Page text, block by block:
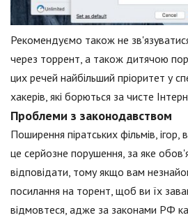
Рекомендуємо також не
через торрент, а також дитячою
цих речей найбільший пріоритет у
хакерів, які борються за чисте
Проблеми з законодавством
Поширення піратських фільмів,
це серйозне порушення, за яке
відповідати, тому якщо вам
посилання на торент, щоб ви їх
відмовтеся, адже за законами РФ